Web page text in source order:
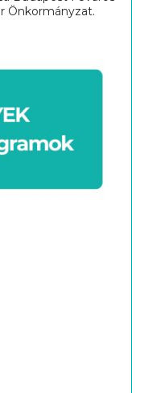
Önkormányzat.